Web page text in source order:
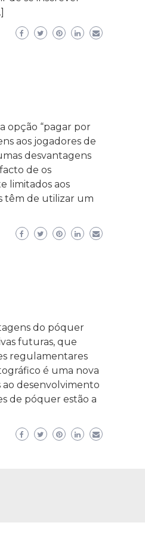
opção “pagar por
aos jogadores de
desvantagens
de os
limitados aos
têm de utilizar um
do póquer
futuras, que
regulamentares
é uma nova
ao desenvolvimento
de póquer estão a